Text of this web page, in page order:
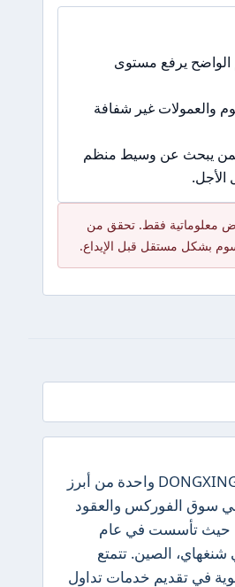
الواضح يرفع مستوى
والعمولات غير شفافة
يبحث عن وسيط منظم
معلوماتية فقط. تحقق من
بشكل مستقل قبل الإيداع.
تُعتبر DONGXING FUTURES واحدة من أبرز
سوق الفوركس والعقود
حيث تأسست في عام
في شنغهاي، الصين. تتمتع
في تقديم خدمات تداول